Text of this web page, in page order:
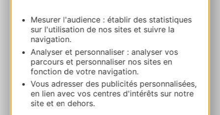
Mesurer l'audience : établir des statistiques
sur l'utilisation de nos sites et suivre la
navigation.
Analyser et personnaliser : analyser vos
parcours et personnaliser nos sites en
fonction de votre navigation.
Vous adresser des publicités personnalisées,
en lien avec vos centres d'intérêts sur notre
site et en dehors.
05 61 51 91 40
E-mail
Website